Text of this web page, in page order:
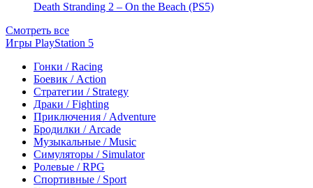
Death Stranding 2 – On the Beach (PS5)
Смотреть все
Игры PlayStation 5
Гонки / Racing
Боевик / Action
Стратегии / Strategy
Драки / Fighting
Приключения / Adventure
Бродилки / Arcade
Музыкальные / Music
Симуляторы / Simulator
Ролевые / RPG
Спортивные / Sport